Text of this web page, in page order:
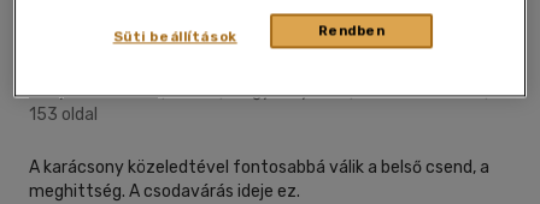
Könyvmentorok|2025|magyar nyelvű|füles, kartonált|
153 oldal
A karácsony közeledtével fontosabbá válik a belső csend, a
meghittség. A csodavárás ideje ez.
Rendben
Süti beállítások